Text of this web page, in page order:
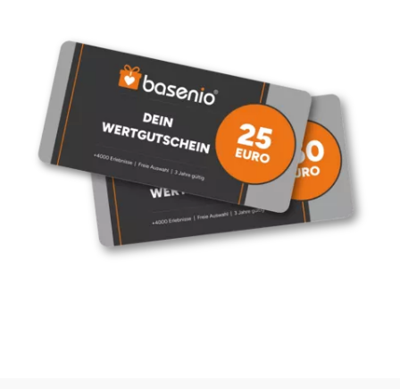
Tegernsee
Teltow-Fläming
Trier